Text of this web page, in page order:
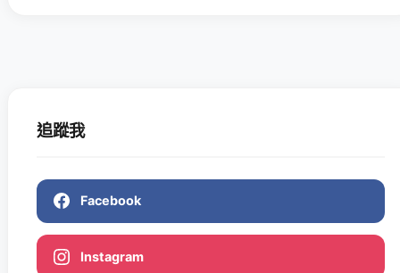
追蹤我
Facebook
Instagram